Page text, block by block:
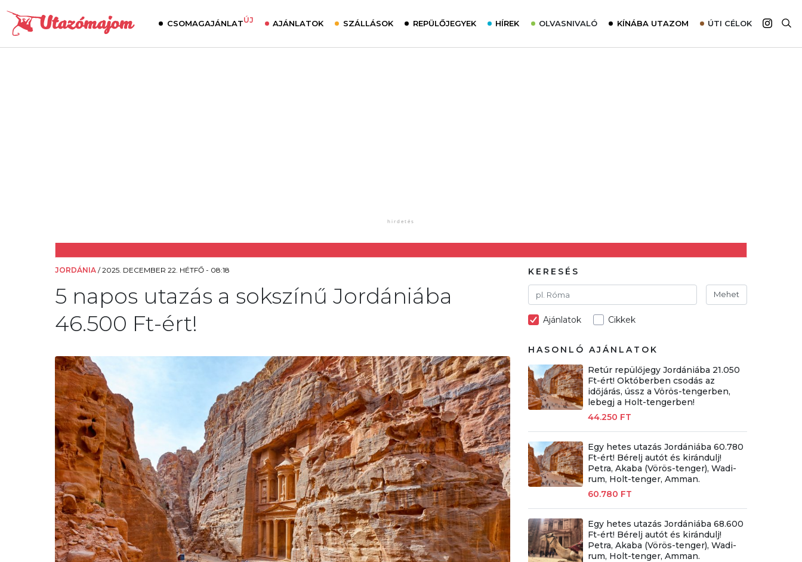
CSOMAGAJÁNLATÚJ AJÁNLATOK SZÁLLÁSOK REPÜLŐJEGYEK HÍREK OLVASNIVALÓ KÍNÁBA UTAZOM ÚTI CÉLOK
JORDÁNIA /2025. DECEMBER 22. HÉTFŐ - 08:18
5 napos utazás a sokszínű Jordániába
46.500 Ft-ért!
KERESÉS
Mehet
Ajánlatok Cikkek
HASONLÓ AJÁNLATOK
Retúr repülőjegy Jordániába 21.050
Ft-ért! Októberben csodás az
időjárás, ússz a Vörös-tengerben,
lebegj a Holt-tengerben!
44.250 FT
Egy hetes utazás Jordániába 60.780
Ft-ért! Bérelj autót és kirándulj!
Petra, Akaba (Vörös-tenger), Wadi-
rum, Holt-tenger, Amman.
60.780 FT
Egy hetes utazás Jordániába 68.600
Ft-ért! Bérelj autót és kirándulj!
Petra, Akaba (Vörös-tenger), Wadi-
rum, Holt-tenger, Amman.